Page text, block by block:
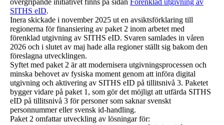
övergripande initiativet finns på sidan Förenklad utgivning av
SITHS eID.
Inera skickade i november 2025 ut en avsiktsförklaring till
regionerna för finansiering av paket 2 inom arbetet med
förenklad utgivning av SITHS eID. Svaren samlades in våren
2026 och i slutet av maj hade alla regioner ställt sig bakom den
föreslagna utvecklingen.
Syftet med paket 2 är att modernisera utgivningsprocessen och
minska behovet av fysiska moment genom att införa digital
utgivning och aktivering av SITHS eID på tillitsnivå 3. Paketet
bygger vidare på paket 1, som gör det möjligt att utfärda SITHS
eID på tillitsnivå 3 för personer som saknar svenskt
personnummer eller svensk id‑handling.
Paket 2 omfattar utveckling av lösningar för: